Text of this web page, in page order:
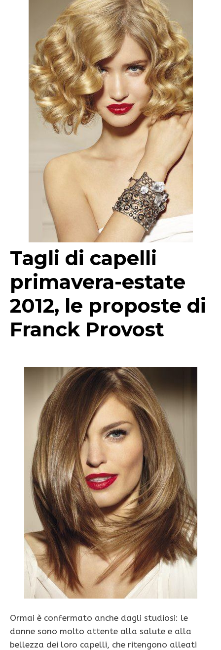
Tagli di capelli
primavera-estate
2012, le proposte di
Franck Provost
Ormai è confermato anche dagli studiosi: le
donne sono molto attente alla salute e alla
bellezza dei loro capelli, che ritengono alleati